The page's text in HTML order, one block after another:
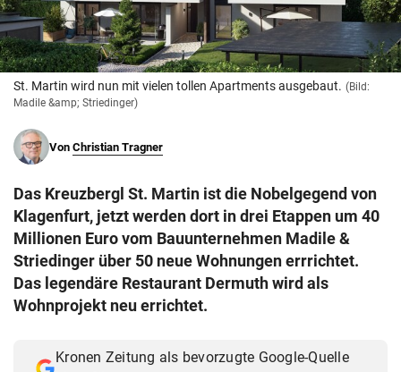
© Krone Multimedia GmbH & Co KG 2026
Muthgasse 2, 1190 Wien
St. Martin wird nun mit vielen tollen Apartments ausgebaut. (Bild:
Madile &amp; Striedinger)
Von Christian Tragner
Das Kreuzbergl St. Martin ist die Nobelgegend von
Klagenfurt, jetzt werden dort in drei Etappen um 40
Millionen Euro vom Bauunternehmen Madile &
Striedinger über 50 neue Wohnungen errrichtet.
Das legendäre Restaurant Dermuth wird als
Wohnprojekt neu errichtet.
Kronen Zeitung als bevorzugte Google-Quelle